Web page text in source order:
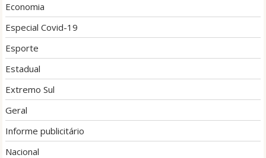
Economia
Especial Covid-19
Esporte
Estadual
Extremo Sul
Geral
Informe publicitário
Nacional